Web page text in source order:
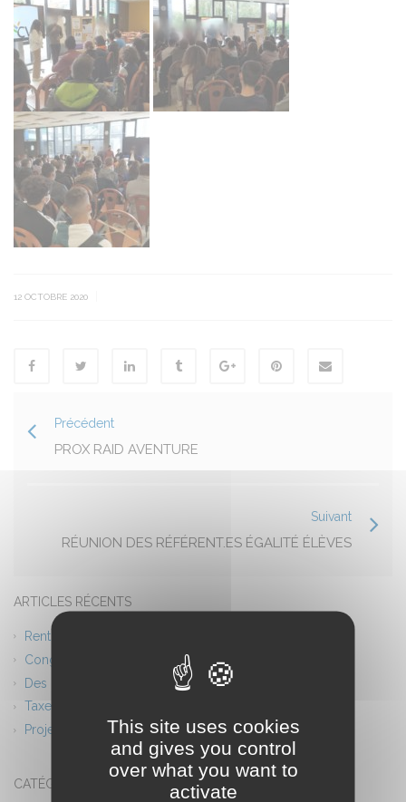
12 OCTOBRE 2020
Précédent
PROX RAID AVENTURE
Suivant
RÉUNION DES RÉFÉRENT.ES ÉGALITÉ ÉLÈVES
ARTICLES RÉCENTS
Rentrée scolaire 2026 Planning
Congés d’été – Fermeture du lycée
Des ponts entre l’Europe et l’Afrique
Taxe d’apprentissage 2026
Projet théâtre
CATÉGORIES
This site uses cookies
and gives you control
over what you want to
activate